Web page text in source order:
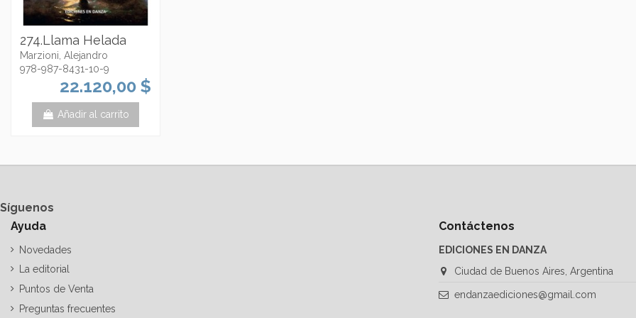
274.Llama Helada
Marzioni, Alejandro
978-987-8431-10-9
22.120,00 $
Añadir al carrito
Síguenos
Ayuda
Novedades
La editorial
Puntos de Venta
Preguntas frecuentes
Contáctenos
EDICIONES EN DANZA
Ciudad de Buenos Aires, Argentina
endanzaediciones@gmail.com